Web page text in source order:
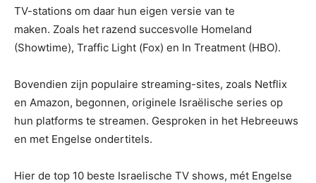
TV-stations om daar hun eigen versie van te
maken. Zoals het razend succesvolle Homeland
(Showtime), Traffic Light (Fox) en In Treatment (HBO).
Bovendien zijn populaire streaming-sites, zoals Netflix
en Amazon, begonnen, originele Israëlische series op
hun platforms te streamen. Gesproken in het Hebreeuws
en met Engelse ondertitels.
Hier de top 10 beste Israelische TV shows, mét Engelse